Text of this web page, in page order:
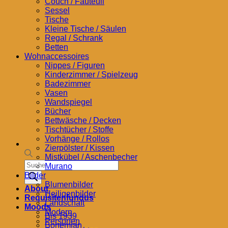
Products
search
About
Requisitenfundus
Moods
Bis 1939
Bohemian
Sessel
Tische
Kleine Tische / Säulen
Regal / Schrank
Betten
Wohnaccessoires
Nippes / Figuren
Kinderzimmer / Spielzeug
Badezimmer
Vasen
Wandspiegel
Bücher
Bettwäsche / Decken
Tischtücher / Stoffe
Vorhänge / Rollos
Zierpölster / Kissen
Mistkübel / Aschenbecher
Murano
Bilder
Blumenbilder
Heiligenbilder
Landschaft
Modern
Personen